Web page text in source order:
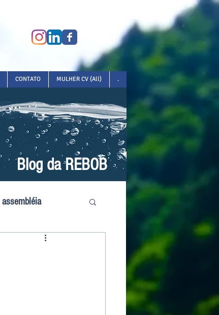
CONTATO MULHER CV (All) .
Blog da REBOB
assembléia